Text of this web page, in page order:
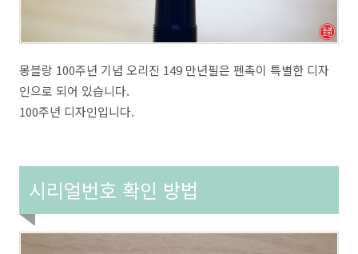
몽블랑 100주년 기념 오리진 149 만년필은 펜촉이 특별한 디자
인으로 되어 있습니다.
100주년 디자인입니다.
시리얼번호 확인 방법